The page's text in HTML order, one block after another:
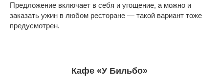
Предложение включает в себя и угощение, а можно и
заказать ужин в любом ресторане — такой вариант тоже
предусмотрен.
Кафе «У Бильбо»